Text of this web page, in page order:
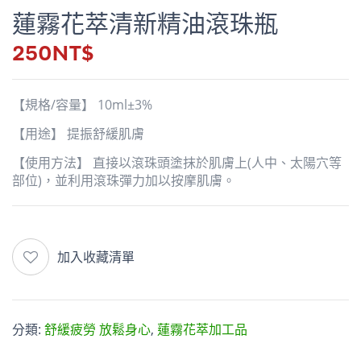
蓮霧花萃清新精油滾珠瓶
250NT$
【規格/容量】 10ml±3%
【用途】 提振舒緩肌膚
【使用方法】 直接以滾珠頭塗抹於肌膚上(人中、太陽穴等
部位)，並利用滾珠彈力加以按摩肌膚。
加入收藏清單
分類: 舒緩疲勞 放鬆身心, 蓮霧花萃加工品